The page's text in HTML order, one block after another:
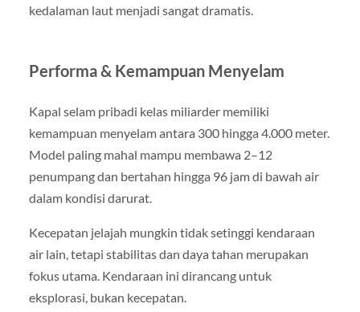
kedalaman laut menjadi sangat dramatis.
Performa & Kemampuan Menyelam
Kapal selam pribadi kelas miliarder memiliki
kemampuan menyelam antara 300 hingga 4.000 meter.
Model paling mahal mampu membawa 2–12
penumpang dan bertahan hingga 96 jam di bawah air
dalam kondisi darurat.
Kecepatan jelajah mungkin tidak setinggi kendaraan
air lain, tetapi stabilitas dan daya tahan merupakan
fokus utama. Kendaraan ini dirancang untuk
eksplorasi, bukan kecepatan.